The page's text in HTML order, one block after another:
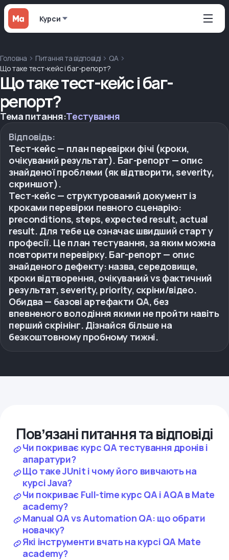
Курси
Головна Питання та відповіді
QA
Що таке тест-кейс і баг-репорт?
Що таке тест-кейс і баг-
репорт?
Тема питання:Тестування
Відповідь:
Тест-кейс — план перевірки фічі (кроки,
очікуваний результат). Баг-репорт — опис
знайденої проблеми (як відтворити, severity,
скриншот).
Тест-кейс — структурований документ із
кроками перевірки певного сценарію:
preconditions, steps, expected result, actual
result. Для тебе це означає швидший старт у
професії. Це план тестування, за яким можна
повторити перевірку. Баг-репорт — опис
знайденого дефекту: назва, середовище,
кроки відтворення, очікуваний vs фактичний
результат, severity, priority, скріни/відео.
Обидва — базові артефакти QA, без
впевненого володіння якими не пройти навіть
перший скрінінг. Дізнайся більше на
безкоштовному пробному тижні.
Повʼязані питання та відповіді
Чи покриває курс QA тестування дронів і
апаратури?
Що таке JUnit і чому його вивчають на
курсі Java?
Чи покриває Full-time курс QA і AQA в Mate
academy?
Manual QA vs Automation QA: що обрати
новачку?
Які інструменти вчать на курсі QA Mate
academy?